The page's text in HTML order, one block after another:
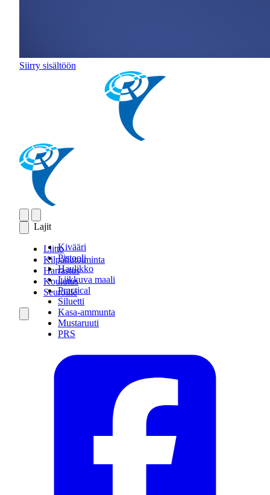
Siirry sisältöön
Lajit
Kivääri
Pistooli
Haulikko
Liikkuva maali
Practical
Siluetti
Kasa-ammunta
Mustaruuti
PRS
Liitto
Kilpailutoiminta
Harrastus
Koulutus
Seuroille